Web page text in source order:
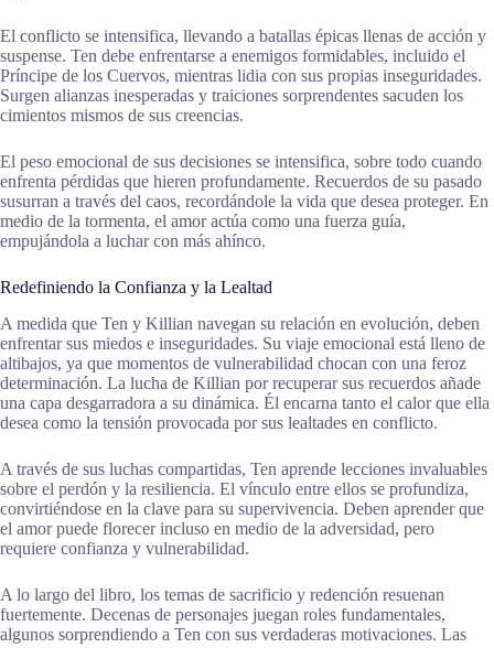
El conflicto se intensifica, llevando a batallas épicas llenas de acción y
suspense. Ten debe enfrentarse a enemigos formidables, incluido el
Príncipe de los Cuervos, mientras lidia con sus propias inseguridades.
Surgen alianzas inesperadas y traiciones sorprendentes sacuden los
cimientos mismos de sus creencias.
El peso emocional de sus decisiones se intensifica, sobre todo cuando
enfrenta pérdidas que hieren profundamente. Recuerdos de su pasado
susurran a través del caos, recordándole la vida que desea proteger. En
medio de la tormenta, el amor actúa como una fuerza guía,
empujándola a luchar con más ahínco.
Redefiniendo la Confianza y la Lealtad
A medida que Ten y Killian navegan su relación en evolución, deben
enfrentar sus miedos e inseguridades. Su viaje emocional está lleno de
altibajos, ya que momentos de vulnerabilidad chocan con una feroz
determinación. La lucha de Killian por recuperar sus recuerdos añade
una capa desgarradora a su dinámica. Él encarna tanto el calor que ella
desea como la tensión provocada por sus lealtades en conflicto.
A través de sus luchas compartidas, Ten aprende lecciones invaluables
sobre el perdón y la resiliencia. El vínculo entre ellos se profundiza,
convirtiéndose en la clave para su supervivencia. Deben aprender que
el amor puede florecer incluso en medio de la adversidad, pero
requiere confianza y vulnerabilidad.
A lo largo del libro, los temas de sacrificio y redención resuenan
fuertemente. Decenas de personajes juegan roles fundamentales,
algunos sorprendiendo a Ten con sus verdaderas motivaciones. Las